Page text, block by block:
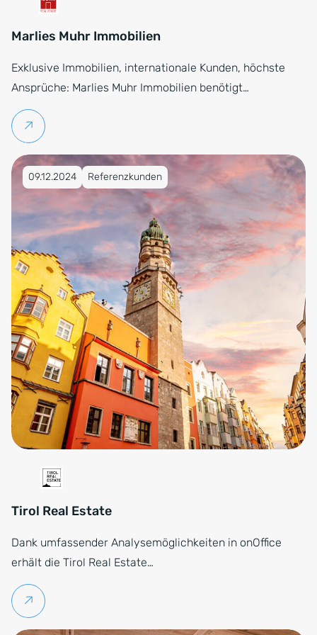
Marlies Muhr Immobilien
Exklusive Immobilien, internationale Kunden, höchste
Ansprüche: Marlies Muhr Immobilien benötigt…
Weiterlesen
Veröffentlicht am 09.12.2024
09.12.2024 Referenzkunden
Tirol Real Estate
Dank umfassender Analysemöglichkeiten in onOffice
erhält die Tirol Real Estate…
Weiterlesen